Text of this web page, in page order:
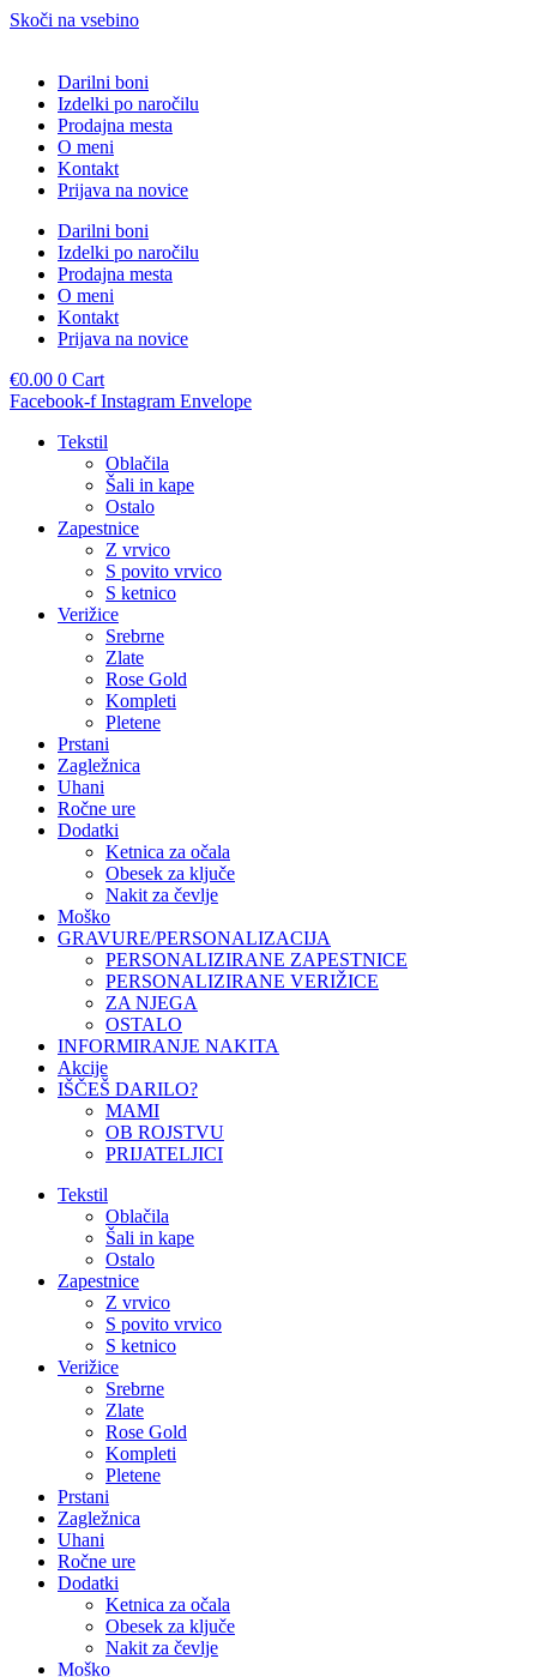
Skoči na vsebino
Darilni boni
Izdelki po naročilu
Prodajna mesta
O meni
Kontakt
Prijava na novice
Darilni boni
Izdelki po naročilu
Prodajna mesta
O meni
Kontakt
Prijava na novice
€0.00 0 Cart
Facebook-f Instagram Envelope
Tekstil
Oblačila
Šali in kape
Ostalo
Zapestnice
Z vrvico
S povito vrvico
S ketnico
Verižice
Srebrne
Zlate
Rose Gold
Kompleti
Pletene
Prstani
Zagležnica
Uhani
Ročne ure
Dodatki
Ketnica za očala
Obesek za ključe
Nakit za čevlje
Moško
GRAVURE/PERSONALIZACIJA
PERSONALIZIRANE ZAPESTNICE
PERSONALIZIRANE VERIŽICE
ZA NJEGA
OSTALO
INFORMIRANJE NAKITA
Akcije
IŠČEŠ DARILO?
MAMI
OB ROJSTVU
PRIJATELJICI
Tekstil
Oblačila
Šali in kape
Ostalo
Zapestnice
Z vrvico
S povito vrvico
S ketnico
Verižice
Srebrne
Zlate
Rose Gold
Kompleti
Pletene
Prstani
Zagležnica
Uhani
Ročne ure
Dodatki
Ketnica za očala
Obesek za ključe
Nakit za čevlje
Moško